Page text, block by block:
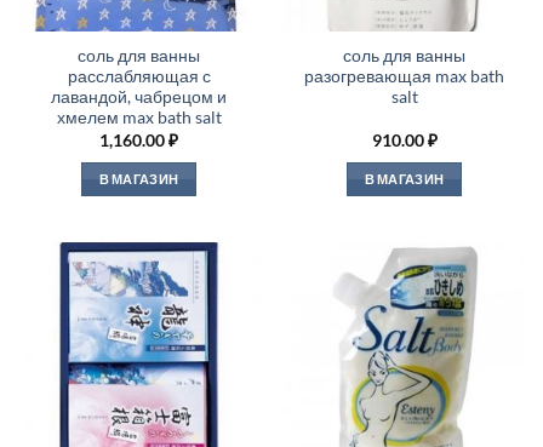
соль для ванны
расслабляющая с
лавандой, чабрецом и
хмелем max bath salt
1,160.00₽
В МАГАЗИН
соль для ванны
разогревающая max bath
salt
910.00₽
В МАГАЗИН